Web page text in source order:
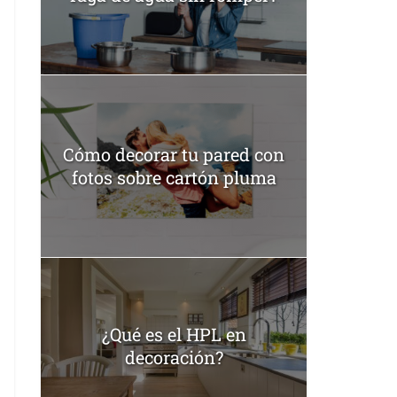
Cómo decorar tu pared con
fotos sobre cartón pluma
¿Qué es el HPL en
decoración?